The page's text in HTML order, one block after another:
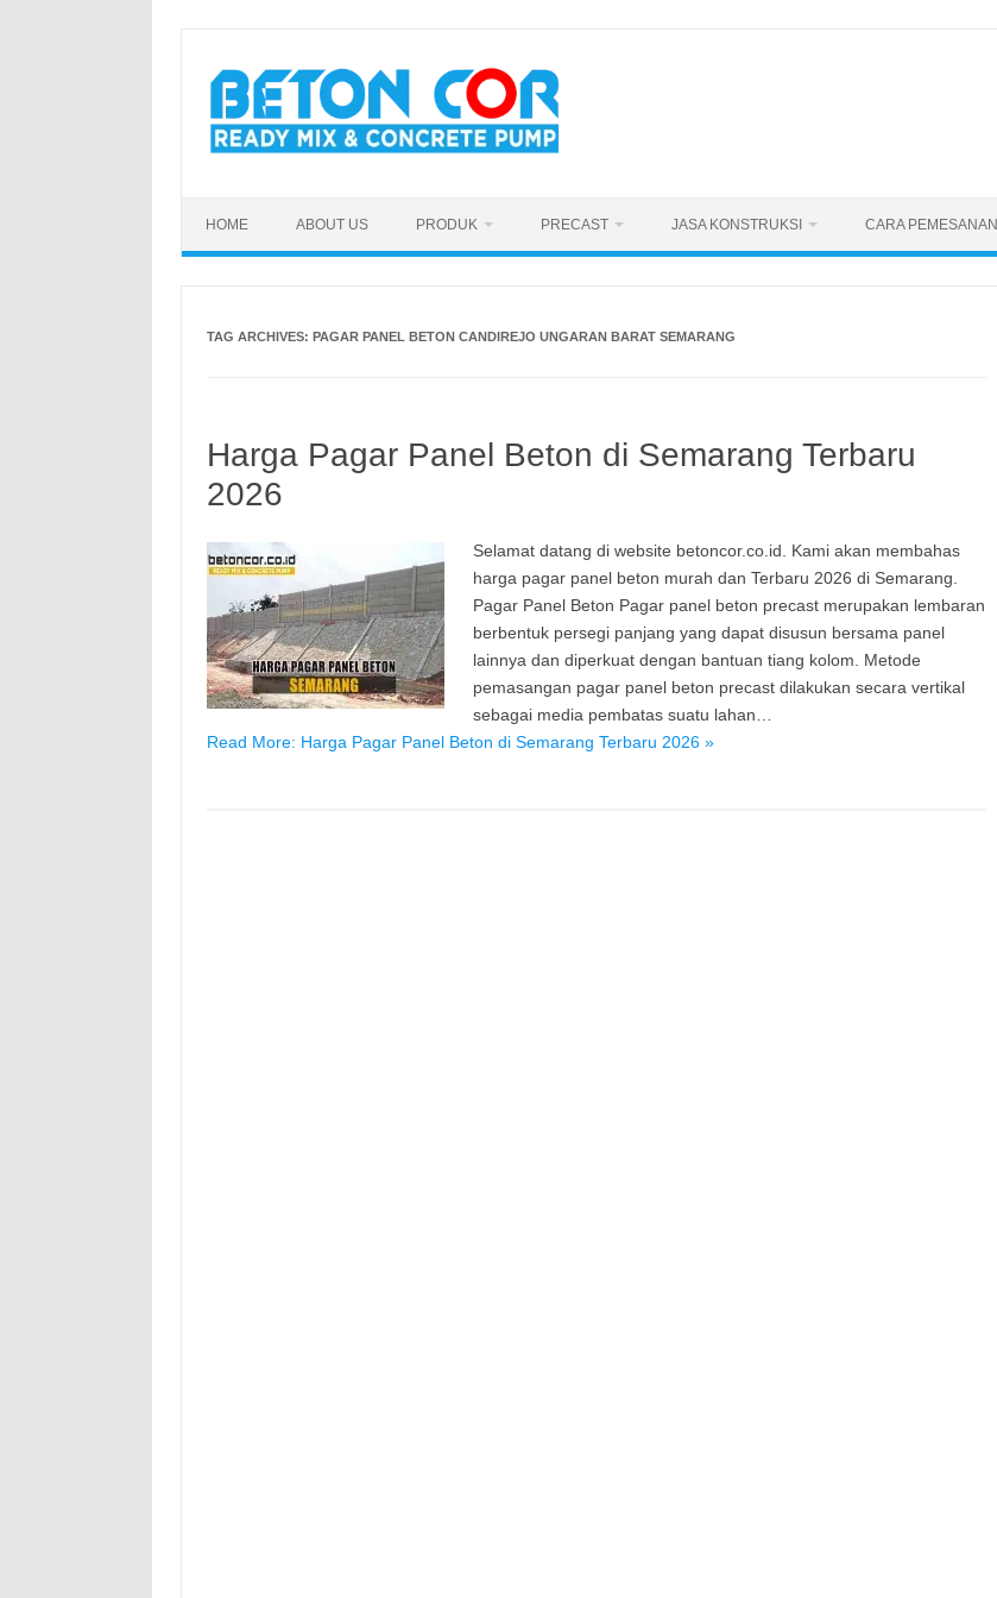
content
HOME ABOUT US PRODUK PRECAST JASA KONSTRUKSI CARA PEMESANAN
TAG ARCHIVES: PAGAR PANEL BETON CANDIREJO UNGARAN BARAT SEMARANG
Harga Pagar Panel Beton di Semarang Terbaru
2026
Selamat datang di website betoncor.co.id. Kami akan membahas
harga pagar panel beton murah dan Terbaru 2026 di Semarang.
Pagar Panel Beton Pagar panel beton precast merupakan lembaran
berbentuk persegi panjang yang dapat disusun bersama panel
lainnya dan diperkuat dengan bantuan tiang kolom. Metode
pemasangan pagar panel beton precast dilakukan secara vertikal
sebagai media pembatas suatu lahan…
Read More: Harga Pagar Panel Beton di Semarang Terbaru 2026 »